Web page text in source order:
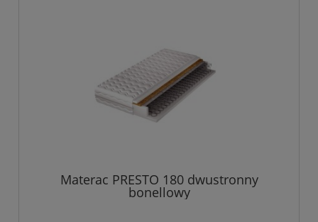
Materac PRESTO 180 dwustronny
bonellowy